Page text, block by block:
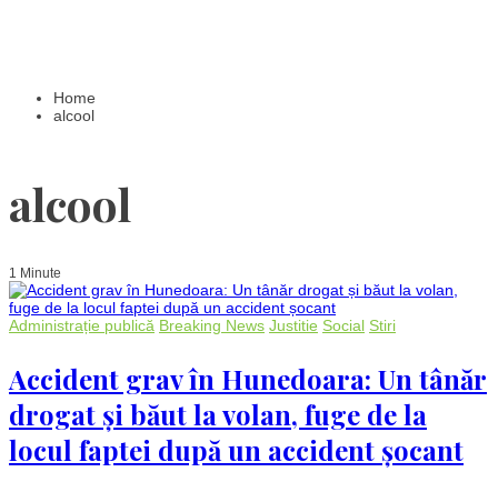
Home
alcool
alcool
1 Minute
Administrație publică Breaking News Justitie Social Stiri
Accident grav în Hunedoara: Un tânăr
drogat și băut la volan, fuge de la
locul faptei după un accident șocant